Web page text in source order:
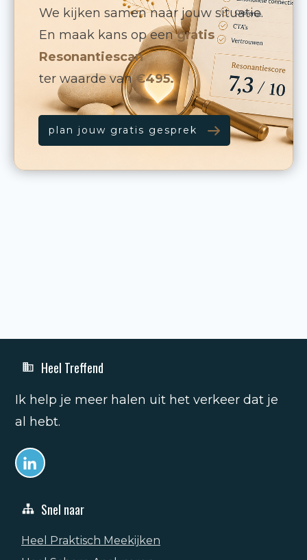
We kijken samen naar jouw situatie.
En maak kans op eengratis
Resonantiescan
ter waarde van€495.
plan jouw gratis gesprek
Heel Treffend
Ik help je meer halen uit het verkeer dat je
al hebt.
Snel naar
Heel Praktisch Meekijken